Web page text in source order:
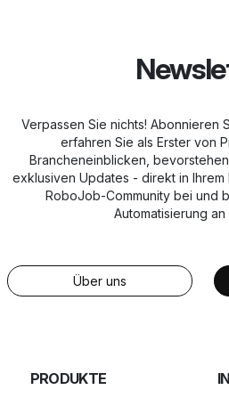
Verpassen Sie nichts! Abonnieren
erfahren Sie als Erster von
Brancheneinblicken,
exklusiven Updates - direkt in
RoboJob-Community bei und
Automatisierung
Über uns
PRODUKTE